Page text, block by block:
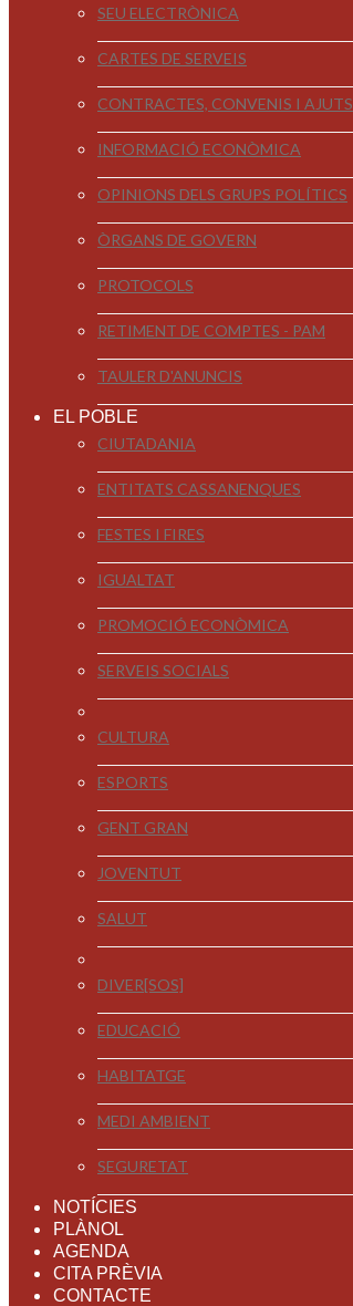
SEU ELECTRÒNICA
CARTES DE SERVEIS
CONTRACTES, CONVENIS I AJUTS
INFORMACIÓ ECONÒMICA
OPINIONS DELS GRUPS POLÍTICS
ÒRGANS DE GOVERN
PROTOCOLS
RETIMENT DE COMPTES - PAM
TAULER D'ANUNCIS
EL POBLE
CIUTADANIA
ENTITATS CASSANENQUES
FESTES I FIRES
IGUALTAT
PROMOCIÓ ECONÒMICA
SERVEIS SOCIALS
CULTURA
ESPORTS
GENT GRAN
JOVENTUT
SALUT
DIVER[SOS]
EDUCACIÓ
HABITATGE
MEDI AMBIENT
SEGURETAT
NOTÍCIES
PLÀNOL
AGENDA
CITA PRÈVIA
CONTACTE